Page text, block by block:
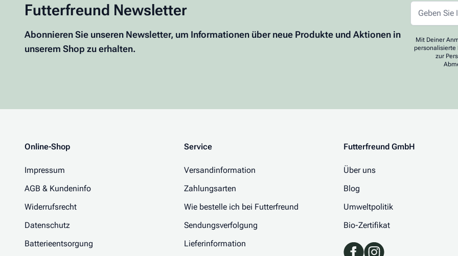
Futterfreund Newsletter
Abonnieren Sie unseren Newsletter, um Informationen über neue Produkte und Aktionen in
unserem Shop zu erhalten.
Mit Deiner
personalisierte
zur
Online-Shop
Impressum
AGB & Kundeninfo
Widerrufsrecht
Datenschutz
Batterieentsorgung
Service
Versandinformation
Zahlungsarten
Wie bestelle ich bei Futterfreund
Sendungsverfolgung
Lieferinformation
Futterfreund GmbH
Über uns
Blog
Umweltpolitik
Bio-Zertifikat